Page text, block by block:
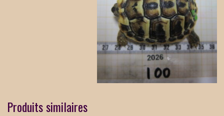
Produits similaires